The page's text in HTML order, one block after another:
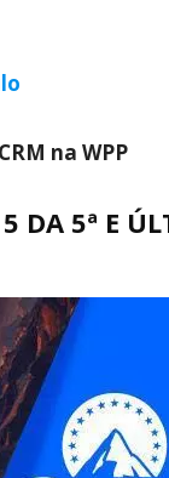
na WPP
DA 5ª E